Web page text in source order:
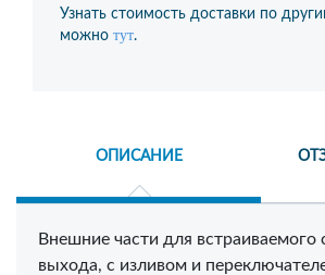
Узнать стоимость доставки по
можно тут.
ОПИСАНИЕ
Внешние части для встраиваемого
выхода, с изливом и